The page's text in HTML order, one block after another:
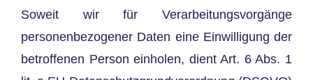
Soweit wir für Verarbeitungsvorgänge
personenbezogener Daten eine Einwilligung der
betroffenen Person einholen, dient Art. 6 Abs. 1